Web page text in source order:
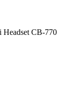
Headset CB-770